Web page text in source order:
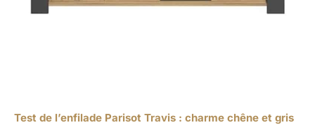
Test de l’enfilade Parisot Travis : charme chêne et gris